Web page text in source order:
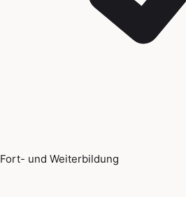
Fort- und Weiterbildung